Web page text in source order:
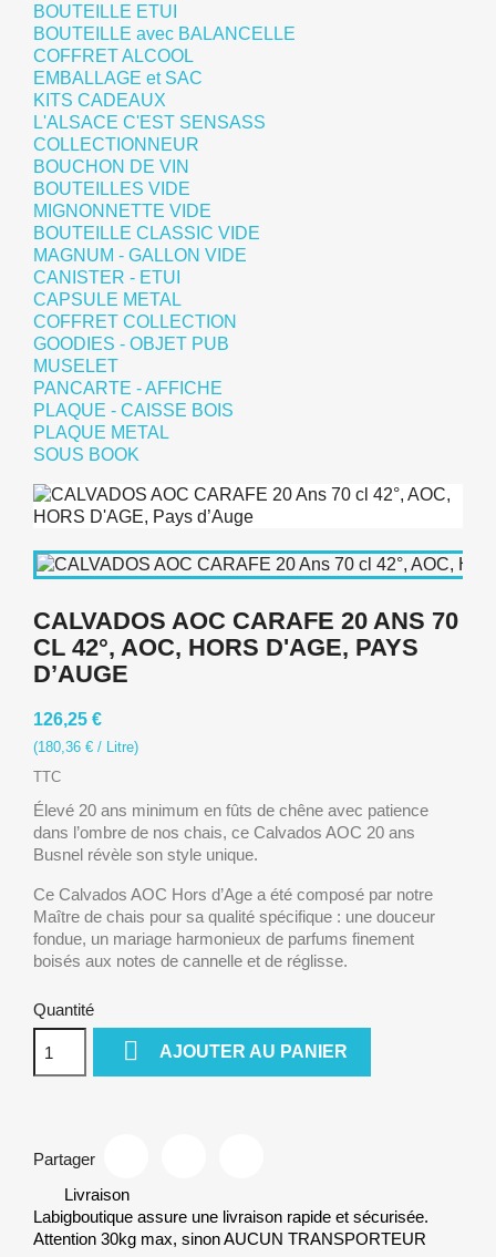
BOUTEILLE ETUI
BOUTEILLE avec BALANCELLE
COFFRET ALCOOL
EMBALLAGE et SAC
KITS CADEAUX
L'ALSACE C'EST SENSASS
COLLECTIONNEUR
BOUCHON DE VIN
BOUTEILLES VIDE
MIGNONNETTE VIDE
BOUTEILLE CLASSIC VIDE
MAGNUM - GALLON VIDE
CANISTER - ETUI
CAPSULE METAL
COFFRET COLLECTION
GOODIES - OBJET PUB
MUSELET
PANCARTE - AFFICHE
PLAQUE - CAISSE BOIS
PLAQUE METAL
SOUS BOOK
CALVADOS AOC CARAFE 20 ANS 70
CL 42°, AOC, HORS D'AGE, PAYS
D’AUGE
126,25 €
(180,36 € / Litre)
TTC
Élevé 20 ans minimum en fûts de chêne avec patience
dans l’ombre de nos chais, ce Calvados AOC 20 ans
Busnel révèle son style unique.
Ce Calvados AOC Hors d’Age a été composé par notre
Maître de chais pour sa qualité spécifique : une douceur
fondue, un mariage harmonieux de parfums finement
boisés aux notes de cannelle et de réglisse.
Quantité
 AJOUTER AU PANIER
Partager
Livraison
Labigboutique assure une livraison rapide et sécurisée.
Attention 30kg max, sinon AUCUN TRANSPORTEUR